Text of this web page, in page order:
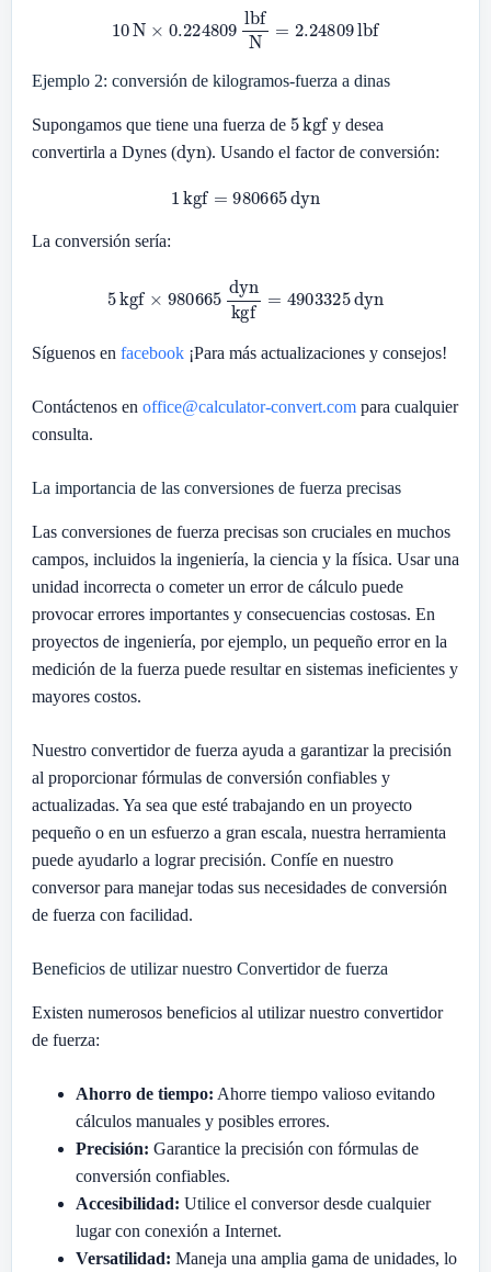
lbfN
Ejemplo 2: conversión de kilogramos-fuerza a dinas
Supongamos que tiene una fuerza de 5 kgf y desea
convertirla a Dynes ( dyn ). Usando el factor de conversión:
1kgf 980665dyn
La conversión sería:
dynkgf
Síguenos en facebook ¡Para más actualizaciones y consejos!
Contáctenos en office@calculator-convert.com para cualquier
consulta.
La importancia de las conversiones de fuerza precisas
Las conversiones de fuerza precisas son cruciales en muchos
campos, incluidos la ingeniería, la ciencia y la física. Usar una
unidad incorrecta o cometer un error de cálculo puede
provocar errores importantes y consecuencias costosas. En
proyectos de ingeniería, por ejemplo, un pequeño error en la
medición de la fuerza puede resultar en sistemas ineficientes y
mayores costos.
Nuestro convertidor de fuerza ayuda a garantizar la precisión
al proporcionar fórmulas de conversión confiables y
actualizadas. Ya sea que esté trabajando en un proyecto
pequeño o en un esfuerzo a gran escala, nuestra herramienta
puede ayudarlo a lograr precisión. Confíe en nuestro
conversor para manejar todas sus necesidades de conversión
de fuerza con facilidad.
Beneficios de utilizar nuestro Convertidor de fuerza
Existen numerosos beneficios al utilizar nuestro convertidor
de fuerza:
Ahorro de tiempo: Ahorre tiempo valioso evitando
cálculos manuales y posibles errores.
Precisión: Garantice la precisión con fórmulas de
conversión confiables.
Accesibilidad: Utilice el conversor desde cualquier
lugar con conexión a Internet.
Versatilidad: Maneja una amplia gama de unidades, lo